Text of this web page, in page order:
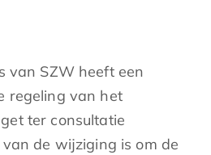
van SZW heeft een
regeling van het
ter consultatie
de wijziging is om de